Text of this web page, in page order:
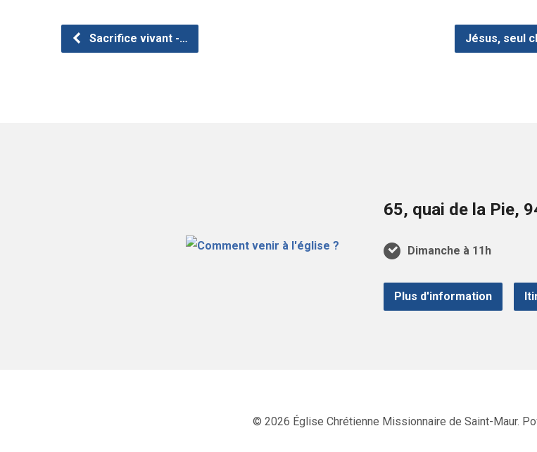
Sacrifice vivant -… Jésus, seul
65, quai de la Pie,
Dimanche à 11h
Plus d'information
© 2026 Église Chrétienne Missionnaire de Saint-Maur.